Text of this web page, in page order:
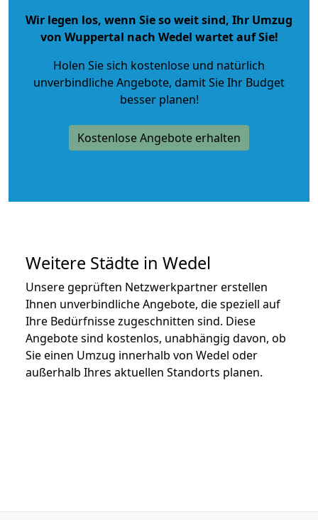
Wir legen los, wenn Sie so weit sind, Ihr Umzug
von Wuppertal nach Wedel wartet auf Sie!
Holen Sie sich kostenlose und natürlich
unverbindliche Angebote, damit Sie Ihr Budget
besser planen!
Kostenlose Angebote erhalten
Weitere Städte in Wedel
Unsere geprüften Netzwerkpartner erstellen
Ihnen unverbindliche Angebote, die speziell auf
Ihre Bedürfnisse zugeschnitten sind. Diese
Angebote sind kostenlos, unabhängig davon, ob
Sie einen Umzug innerhalb von Wedel oder
außerhalb Ihres aktuellen Standorts planen.